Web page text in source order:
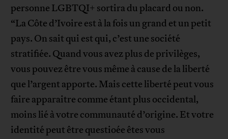
personne LGBTQI+ sortira du placard ou non.
“La Côte d’Ivoire est à la fois un grand et un petit
pays. On sait qui est qui, c’est une société
stratifiée. Quand vous avez plus de privilèges,
vous pouvez être vous même à cause de la liberté
que l’argent apporte. Mais cette liberté peut vous
faire apparaitre comme étant plus occidental,
moins lié à votre communauté d’origine. Et votre
identité peut être questioée êtes vous